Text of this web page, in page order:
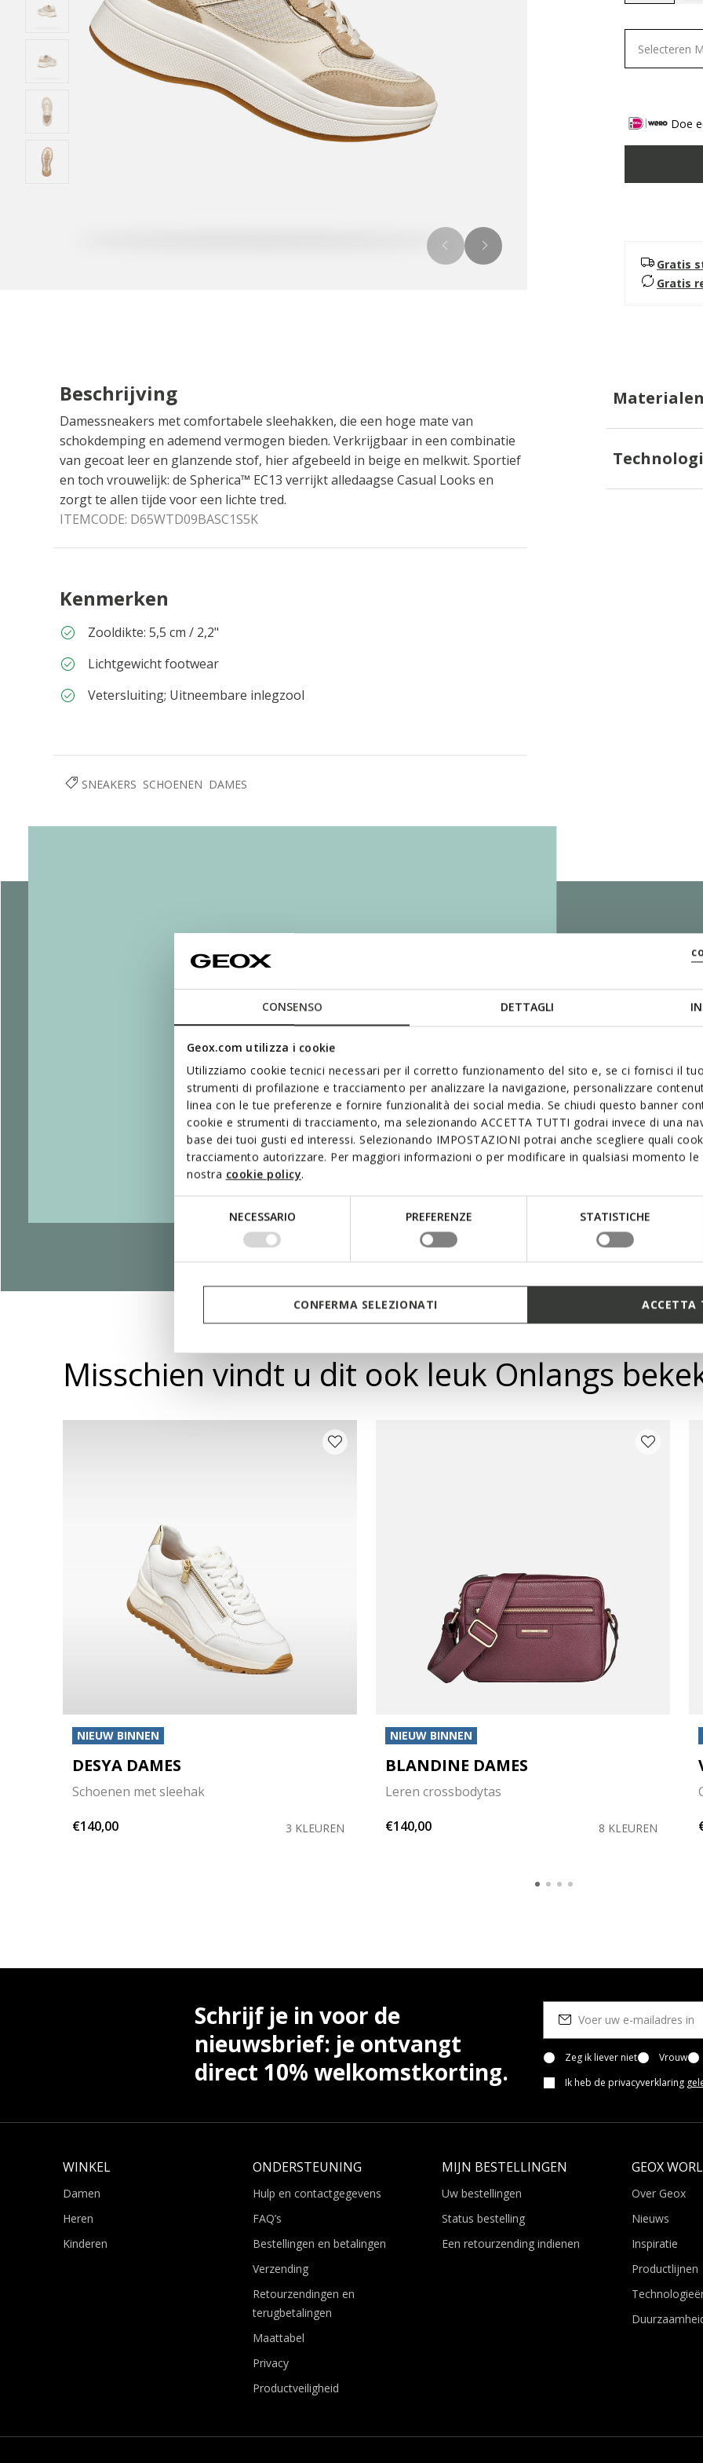
CONSENSO DETTAGLI
Geox.com utilizza i cookie
Utilizziamo cookie tecnici necessari per il corretto funzionamento del sito e, se ci fornisci il
strumenti di profilazione e tracciamento per analizzare la navigazione, personalizzare
linea con le tue preferenze e fornire funzionalità dei social media. Se chiudi questo banner
cookie e strumenti di tracciamento, ma selezionando ACCETTA TUTTI godrai invece di una
base dei tuoi gusti ed interessi. Selezionando IMPOSTAZIONI potrai anche scegliere quali
tracciamento autorizzare. Per maggiori informazioni o per modificare in qualsiasi momento
nostra cookie policy.
del
NECESSARIO PREFERENZE STATISTICHE
CONFERMA SELEZIONATI ACCETTA
Selecteren
Doe
Gratis
Gratis
Beschrijving
Damessneakers met comfortabele sleehakken, die een hoge mate van
schokdemping en ademend vermogen bieden. Verkrijgbaar in een combinatie
van gecoat leer en glanzende stof, hier afgebeeld in beige en melkwit. Sportief
en toch vrouwelijk: de Spherica™ EC13 verrijkt alledaagse Casual Looks en
zorgt te allen tijde voor een lichte tred.
ITEMCODE: D65WTD09BASC1S5K
Kenmerken
Zooldikte: 5,5 cm / 2,2"
Lichtgewicht footwear
Vetersluiting; Uitneembare inlegzool
Materialen
SNEAKERS SCHOENEN DAMES
De zool met
comfortabel te
lagen, elk met
schokdemping
dat de druk van
waardoor u
Misschien vindt u dit ook leuk Onlangs
NIEUW BINNEN
DESYA DAMES
Schoenen met sleehak
€140,00
3 KLEUREN
NIEUW BINNEN
BLANDINE DAMES
Leren crossbodytas
€140,00
8 KLEUREN
Schrijf je in voor de
nieuwsbrief: je ontvangt
direct 10% welkomstkorting.
Zeg ik liever niet Vrouw
Ik heb de privacyverklaring
WINKEL
Damen
Heren
Kinderen
ONDERSTEUNING
Hulp en contactgegevens
FAQ’s
Bestellingen en betalingen
Verzending
Retourzendingen en
terugbetalingen
Maattabel
Privacy
Productveiligheid
MIJN BESTELLINGEN
Uw bestellingen
Status bestelling
Een retourzending indienen
GEOX
Over Geox
Nieuws
Inspiratie
Productlijnen